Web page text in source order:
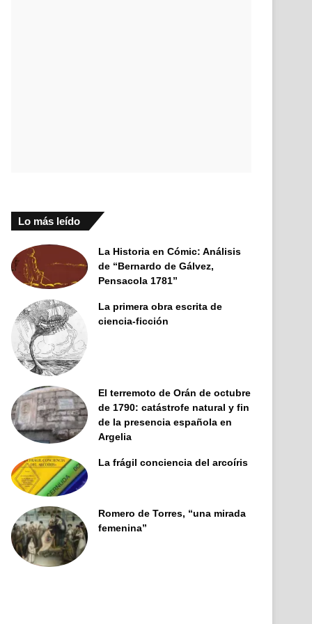
Lo más leído
La Historia en Cómic: Análisis
de “Bernardo de Gálvez,
Pensacola 1781”
La primera obra escrita de
ciencia-ficción
El terremoto de Orán de octubre
de 1790: catástrofe natural y fin
de la presencia española en
Argelia
La frágil conciencia del arcoíris
Romero de Torres, “una mirada
femenina”